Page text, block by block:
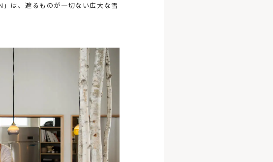
は、遮るものが一切ない広大な雪